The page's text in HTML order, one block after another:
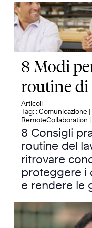
8 Modi
routine di
Articoli
Tag: : Comunicazione |
RemoteCollaboration |
8 Consigli
routine del
ritrovare
proteggere i
e rendere le